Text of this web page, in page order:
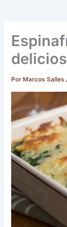
Por Marcos Salles